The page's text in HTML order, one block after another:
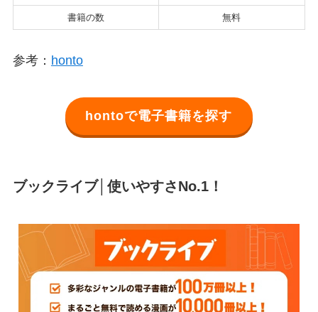
書籍の数 無料
参考： honto
hontoで電子書籍を探す
ブックライブ│使いやすさNo.1！